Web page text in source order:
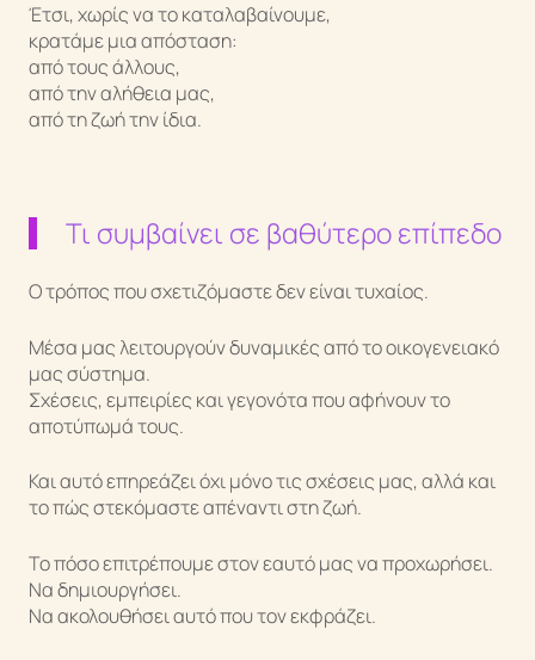
Έτσι, χωρίς να το καταλαβαίνουμε,
κρατάμε μια απόσταση:
από τους άλλους,
από την αλήθεια μας,
από τη ζωή την ίδια.
Τι συμβαίνει σε βαθύτερο επίπεδο
Ο τρόπος που σχετιζόμαστε δεν είναι τυχαίος.
Μέσα μας λειτουργούν δυναμικές από το οικογενειακό
μας σύστημα.
Σχέσεις, εμπειρίες και γεγονότα που αφήνουν το
αποτύπωμά τους.
Και αυτό επηρεάζει όχι μόνο τις σχέσεις μας, αλλά και
το πώς στεκόμαστε απέναντι στη ζωή.
Το πόσο επιτρέπουμε στον εαυτό μας να προχωρήσει.
Να δημιουργήσει.
Να ακολουθήσει αυτό που τον εκφράζει.